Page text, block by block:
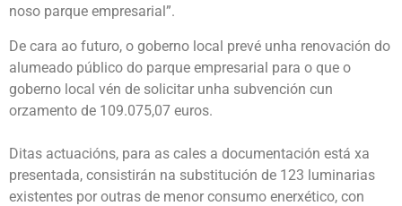
noso parque empresarial”.
De cara ao futuro, o goberno local prevé unha renovación do
alumeado público do parque empresarial para o que o
goberno local vén de solicitar unha subvención cun
orzamento de 109.075,07 euros.
Ditas actuacións, para as cales a documentación está xa
presentada, consistirán na substitución de 123 luminarias
existentes por outras de menor consumo enerxético, con